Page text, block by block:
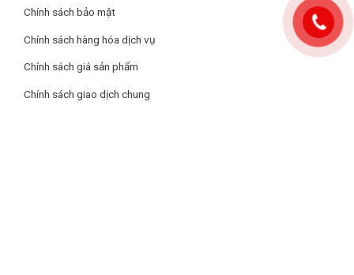
Chính sách bảo mật
Chính sách hàng hóa dịch vụ
Chính sách giá sản phẩm
Chính sách giao dịch chung